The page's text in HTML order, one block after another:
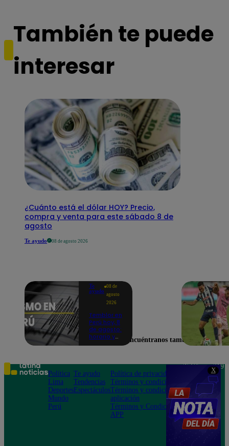
X
También te puede
interesar
¿Cuánto está el dólar HOY? Precio,
compra y venta para este sábado 8 de
agosto
Te ayudo 08 de agosto 2026
Te
ayudo
08 de
agosto
2026
Temblor en
Perú hoy, 8
de agosto:
horario y
según IGP
Encuéntranos también en
Política
Lima
Deportes
Mundo
Perú
Te ayudo
Tendencias
Espectáculos
Política de privacidad
Términos y condiciones
Términos y condiciones
aplicación
Términos y Condiciones
APP
Teléfono: 219
Av. San
Felipe 968
Jesús María